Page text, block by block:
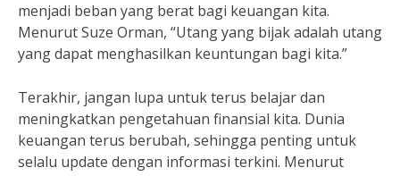
menjadi beban yang berat bagi keuangan kita.
Menurut Suze Orman, “Utang yang bijak adalah utang
yang dapat menghasilkan keuntungan bagi kita.”
Terakhir, jangan lupa untuk terus belajar dan
meningkatkan pengetahuan finansial kita. Dunia
keuangan terus berubah, sehingga penting untuk
selalu update dengan informasi terkini. Menurut